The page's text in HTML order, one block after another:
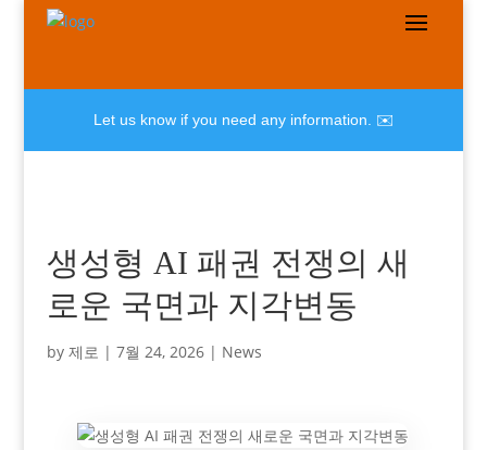
Let us know if you need any information. ✉️
생성형 AI 패권 전쟁의 새
로운 국면과 지각변동
by 제로 | 7월 24, 2026| News